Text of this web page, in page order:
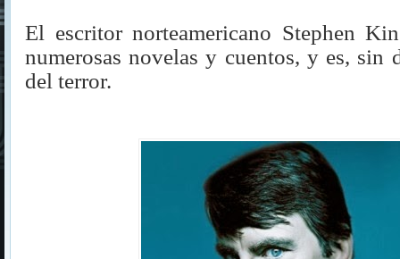
El escritor norteamericano Stephen
numerosas novelas y cuentos, y es, sin
del terror.